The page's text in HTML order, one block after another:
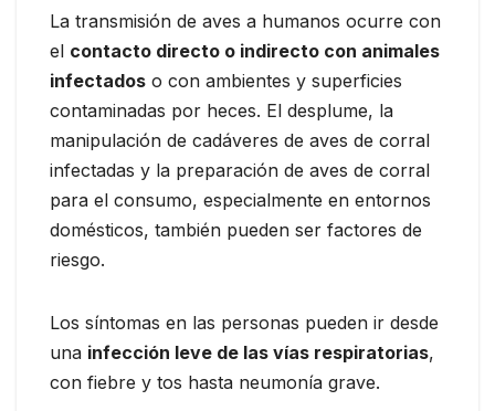
La transmisión de aves a humanos ocurre con
el contacto directo o indirecto con animales
infectados o con ambientes y superficies
contaminadas por heces. El desplume, la
manipulación de cadáveres de aves de corral
infectadas y la preparación de aves de corral
para el consumo, especialmente en entornos
domésticos, también pueden ser factores de
riesgo.
Los síntomas en las personas pueden ir desde
una infección leve de las vías respiratorias,
con fiebre y tos hasta neumonía grave.